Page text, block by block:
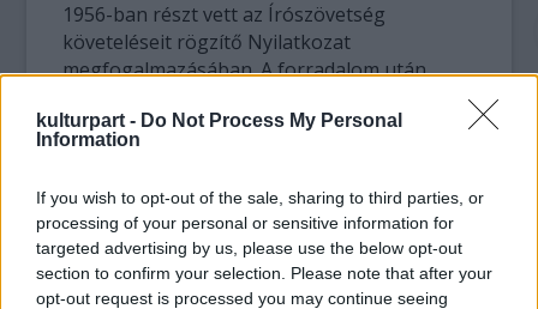
kulturpart - Do Not Process My Personal
Information
If you wish to opt-out of the sale, sharing to third parties, or
processing of your personal or sensitive information for
targeted advertising by us, please use the below opt-out
section to confirm your selection. Please note that after your
opt-out request is processed you may continue seeing
1956-ban részt vett az Írószövetség
követeléseit rögzítő Nyilatkozat
megfogalmazásában. A forradalom után
Az ablakmosócímű drámája, amely politikai
botrányt kavart.
visszautasította, így az Párizsban jelent meg
először francia nyelven, Magyarországon
csak 1966-ban. Ezt követte egy évvel később
aJelentés öt egérrőlcímű elbeszéléskötete.